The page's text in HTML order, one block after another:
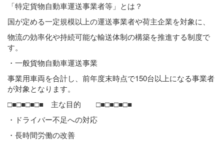
「特定貨物自動車運送事業者等」とは？
国が定める一定規模以上の運送事業者や荷主企業を対象に、
物流の効率化や持続可能な輸送体制の構築を推進する制度で
す。
・一般貨物自動車運送事業
事業用車両を合計し、前年度末時点で150台以上になる事業者
が対象となります。
□■□■□■□■ 主な目的 □■□■□■□■
・ドライバー不足への対応
・長時間労働の改善